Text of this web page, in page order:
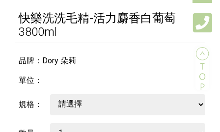
快樂洗洗毛精-活力麝香白葡萄
3800ml
品牌：Dory 朵莉
單位：
規格：